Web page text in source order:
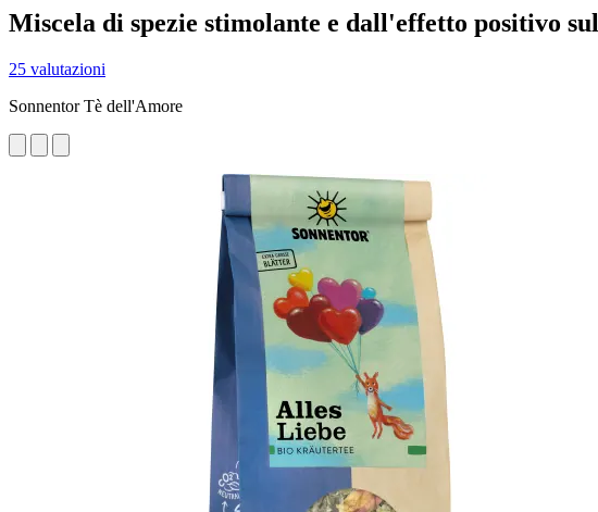
Miscela di spezie stimolante e dall'effetto positivo
25 valutazioni
Sonnentor Tè dell'Amore